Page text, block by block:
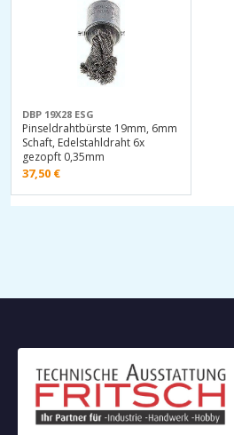
DBP 19X28 ESG
Pinseldrahtbürste 19mm, 6mm
Schaft, Edelstahldraht 6x
gezopft 0,35mm
37,50 €